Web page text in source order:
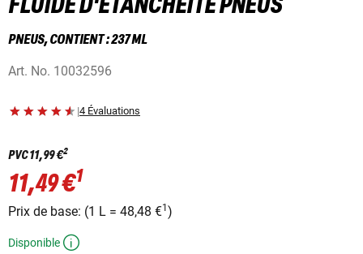
FLUIDE D'ÉTANCHÉITÉ PNEUS
PNEUS, CONTIENT : 237 ML
Art. No. 10032596
|4 Évaluations
PVC11,99 €2
11,49 €1
Prix ​​de base: (1 L = 48,48 €1 )
Disponible